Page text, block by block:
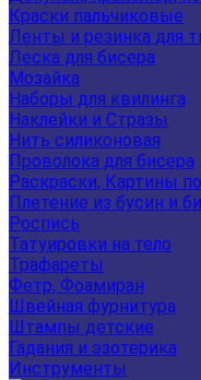
Краски пальчиковые
Ленты и резинка для
Леска для бисера
Мозайка
Наборы для квилинга
Наклейки и Стразы
Нить силиконовая
Проволока для бисера
Раскраски, Картины
Плетение из бусин и
Роспись
Татуировки на тело
Трафареты
Фетр, Фоамиран
Швейная фурнитура
Штампы детские
Гадания и эзотерика
Инструменты